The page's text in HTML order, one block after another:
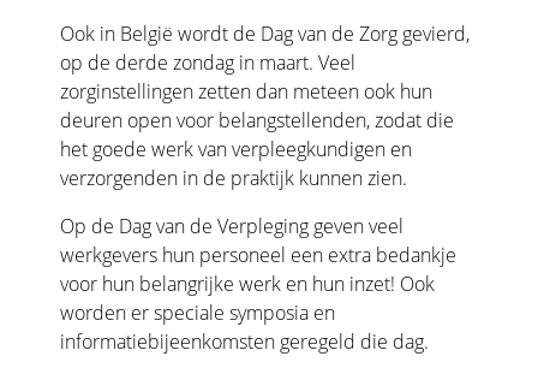
Ook in België wordt de Dag van de Zorg gevierd,
op de derde zondag in maart. Veel
zorginstellingen zetten dan meteen ook hun
deuren open voor belangstellenden, zodat die
het goede werk van verpleegkundigen en
verzorgenden in de praktijk kunnen zien.
Op de Dag van de Verpleging geven veel
werkgevers hun personeel een extra bedankje
voor hun belangrijke werk en hun inzet! Ook
worden er speciale symposia en
informatiebijeenkomsten geregeld die dag.